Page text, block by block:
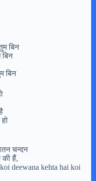
बिन
बिन
चन्दन
की हैं,
koi deewana kehta hai koi